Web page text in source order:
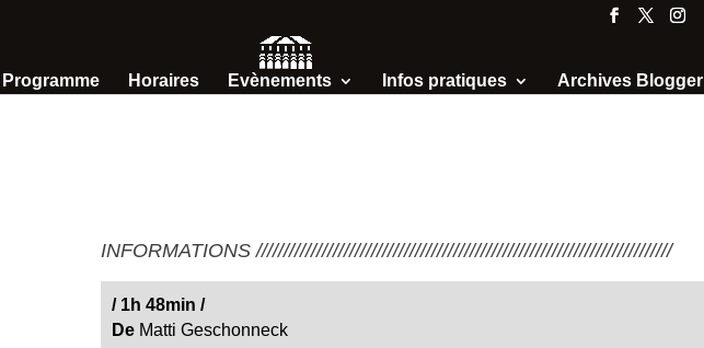
Programme Horaires Evènements Infos pratiques Archives Blogger
INFORMATIONS ////////////////////////////////////////////////////////////////////////////
/1h 48min /
De Matti Geschonneck